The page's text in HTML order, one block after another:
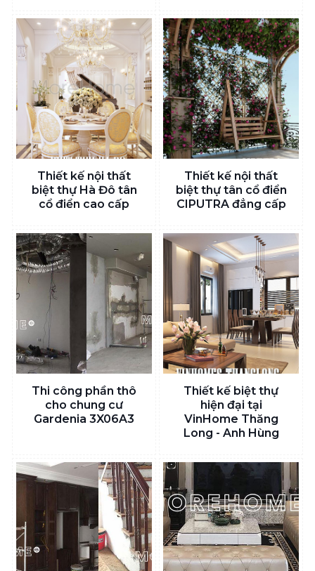
Thiết kế nội thất
biệt thự Hà Đô tân
cổ điển cao cấp
Thiết kế nội thất
biệt thự tân cổ điển
CIPUTRA đẳng cấp
Thi công phần thô
cho chung cư
Gardenia 3X06A3
Thiết kế biệt thự
hiện đại tại
VinHome Thăng
Long - Anh Hùng